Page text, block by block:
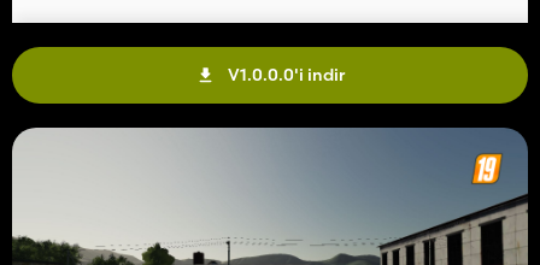
V1.0.0.0'i indir